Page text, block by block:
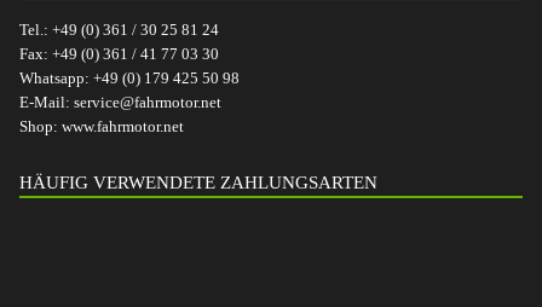
Tel.: +49 (0) 361 / 30 25 81 24
Fax: +49 (0) 361 / 41 77 03 30
Whatsapp: +49 (0) 179 425 50 98
E-Mail: service@fahrmotor.net
Shop: www.fahrmotor.net
HÄUFIG VERWENDETE ZAHLUNGSARTEN